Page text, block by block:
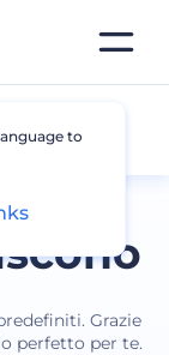
Grazie
perfetto per te.
to